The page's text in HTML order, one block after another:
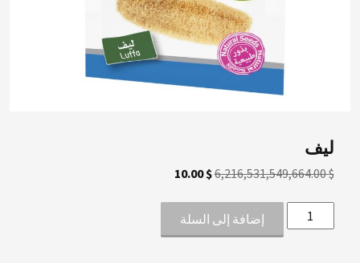
ليف
6,216,531,549,664.00$
السعر
هو:
10.00$
كمية
ليف
إضافة إلى السلة